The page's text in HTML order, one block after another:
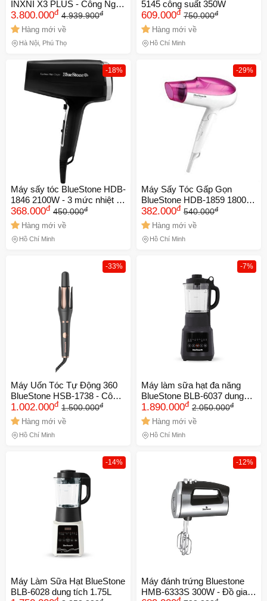
INXNI X3 PLUS - Công Nghệ
Lidar Điều Hướng, 5000Pa
Hút Mạnh, Thời Gian Hoạt
Động 120 Phút, Màu Trắng
Sang Trọng
3.800.000đ 4.939.900đ
Hàng mới về
Hà Nội, Phú Thọ
5145 công suất 350W
609.000đ 750.000đ
Hàng mới về
Hồ Chí Minh
-18%
Máy sấy tóc BlueStone HDB-
1846 2100W - 3 mức nhiệt an
toàn, hiệu suất sấy nhanh,
thiết kế hiện đại, tiện dụng
cho mọi nhu cầu sử dụng
368.000đ 450.000đ
Hàng mới về
Hồ Chí Minh
-29%
Máy Sấy Tóc Gấp Gọn
BlueStone HDB-1859 1800W
- Thiết Kế Cầm Tay Nhẹ,
Công Nghệ Ion Sấy Nhanh
Không Hại Tóc
382.000đ 540.000đ
Hàng mới về
Hồ Chí Minh
-33%
Máy Uốn Tóc Tự Động 360
BlueStone HSB-1738 - Công
Nghệ Hẹn Giờ SmartTime,
Trục Uốn 32mm Tạo Lọn
Xoăn Nhanh Chóng
1.002.000đ 1.500.000đ
Hàng mới về
Hồ Chí Minh
-7%
Máy làm sữa hạt đa năng
BlueStone BLB-6037 dung
tích 1.75 lít
1.890.000đ 2.050.000đ
Hàng mới về
Hồ Chí Minh
-14%
Máy Làm Sữa Hạt BlueStone
BLB-6028 dung tích 1.75L
-12%
Máy đánh trứng Bluestone
HMB-6333S 300W - Đồ gia